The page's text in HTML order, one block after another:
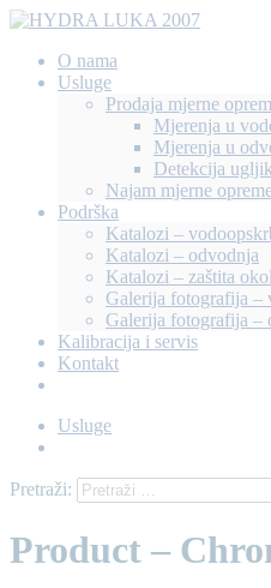
O nama
Usluge
Prodaja mjerne
Mjerenja u
Mjerenja u
Detekcija
Najam mjerne
Podrška
Katalozi –
Katalozi – odvodnja
Katalozi – zaštita
Galerija fotografija –
Galerija fotografija –
Kalibracija i servis
Kontakt
Usluge
Pretraži:
Product –